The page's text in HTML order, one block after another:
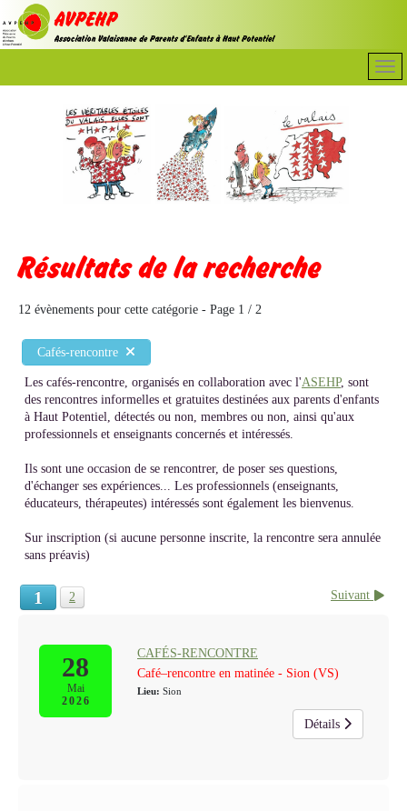
Résultats de la recherche
12 évènements pour cette catégorie - Page 1 / 2
Cafés-rencontre
Les cafés-rencontre, organisés en collaboration avec l'ASEHP, sont
des rencontres informelles et gratuites destinées aux parents d'enfants
à Haut Potentiel, détectés ou non, membres ou non, ainsi qu'aux
professionnels et enseignants concernés et intéressés.
Ils sont une occasion de se rencontrer, de poser ses questions,
d'échanger ses expériences... Les professionnels (enseignants,
éducateurs, thérapeutes) intéressés sont également les bienvenus.
Sur inscription (si aucune personne inscrite, la rencontre sera annulée
sans préavis)
1 2 Suivant
28
Mai
2026
CAFÉS-RENCONTRE
Café–rencontre en matinée - Sion (VS)
Lieu: Sion
Détails